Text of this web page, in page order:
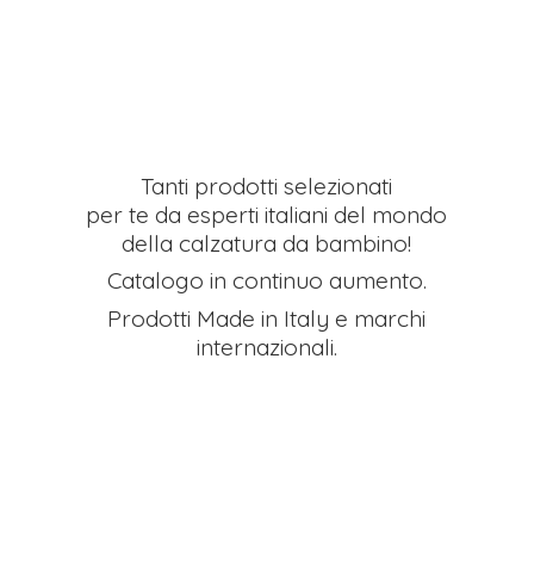
Tanti prodotti selezionati
per te da esperti italiani del mondo
della calzatura da bambino!
Catalogo in continuo aumento.
Prodotti Made in Italy e marchi
internazionali.